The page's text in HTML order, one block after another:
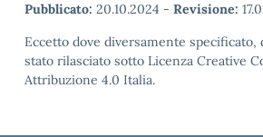
Pubblicato: 20.10.2024 - Revisione:
Eccetto dove diversamente specificato,
stato rilasciato sotto Licenza Creative
Attribuzione 4.0 Italia.